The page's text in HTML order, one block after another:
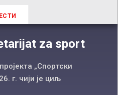
za sport
„Спортски
г. чији је циљ